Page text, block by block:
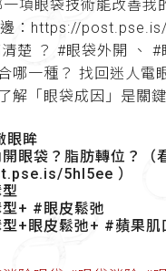
項眼袋技術能改善我
邊：https://
楚 ？ #眼袋外開 、 #
哪一種？ 找回迷人電
解「眼袋成因」是關鍵
眼眸
眼袋？脂肪轉位？（
5hl5ee ）
+ #眼皮鬆弛
+眼皮鬆弛+ #蘋果肌